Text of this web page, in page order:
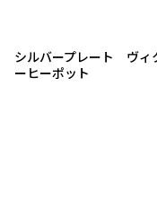
シルバープレート ヴ
ーヒーポット